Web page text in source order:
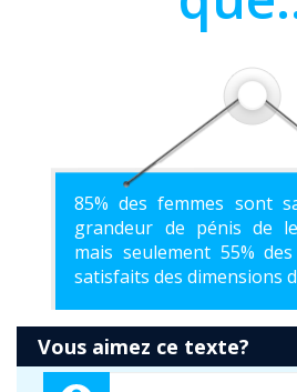
85% des femmes sont
grandeur de pénis de
mais seulement 55%
satisfaits des dimensions
Vous aimez ce texte?